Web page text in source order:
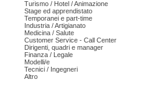
Turismo / Hotel / Animazione
Stage ed apprendistato
Temporanei e part-time
Industria / Artigianato
Medicina / Salute
Customer Service - Call Center
Dirigenti, quadri e manager
Finanza / Legale
Modelli/e
Tecnici / Ingegneri
Altro